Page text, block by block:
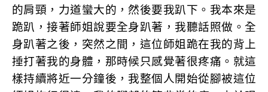
的肩頸，力道蠻大的，然後要我趴下。我本來是
跪趴，接著師姐說要全身趴著，我聽話照做。全
身趴著之後，突然之間，這位師姐跪在我的背上
捶打著我的身體，那時候只感覺著很疼痛。就這
樣持續將近一分鐘後，我整個人開始從腳被這位